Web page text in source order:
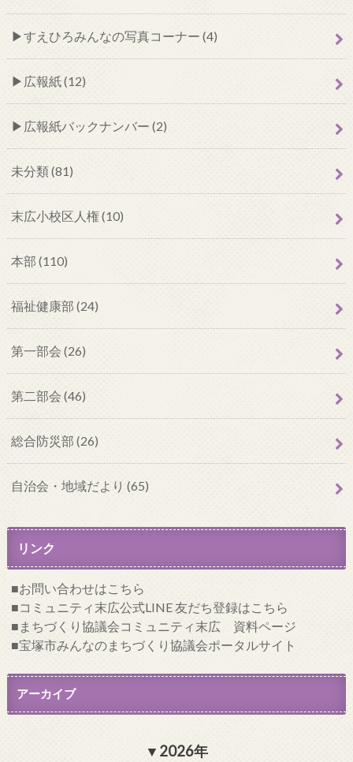
すえひろみんなの写真コーナー (4)
広報紙 (12)
広報紙バックナンバー (2)
未分類 (81)
末広小校区人権 (10)
本部 (110)
福祉健康部 (24)
第一部会 (26)
第二部会 (46)
総合防災部 (26)
自治会・地域だより (65)
リンク
お問い合わせはこちら
コミュニティ末広公式LINE 友だち登録はこちら
まちづくり協議会コミュニティ末広 資料ページ
宝塚市みんなのまちづくり協議会ポータルサイト
アーカイブ
2026年